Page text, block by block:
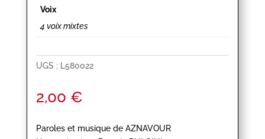
Voix
4 voix mixtes
UGS : L580022
2,00 €
Paroles et musique de AZNAVOUR